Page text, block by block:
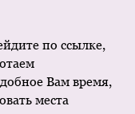
по ссылке,
Вам время,
места